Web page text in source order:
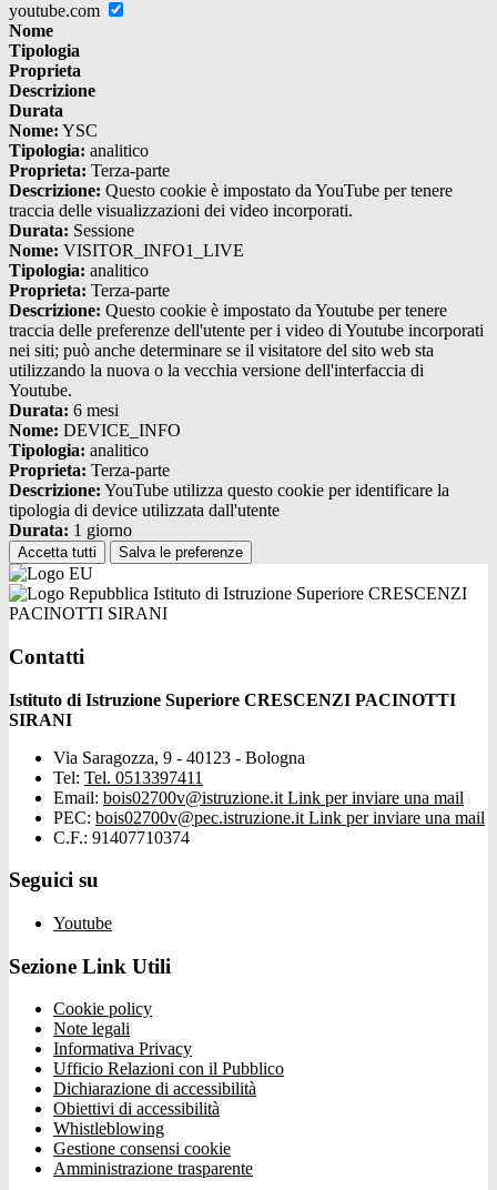
youtube.com
Nome
Tipologia
Proprieta
Descrizione
Durata
Nome: YSC
Tipologia: analitico
Proprieta: Terza-parte
Descrizione: Questo cookie è impostato da YouTube per tenere
traccia delle visualizzazioni dei video incorporati.
Durata: Sessione
Nome: VISITOR_INFO1_LIVE
Tipologia: analitico
Proprieta: Terza-parte
Descrizione: Questo cookie è impostato da Youtube per tenere
traccia delle preferenze dell'utente per i video di Youtube incorporati
nei siti; può anche determinare se il visitatore del sito web sta
utilizzando la nuova o la vecchia versione dell'interfaccia di
Youtube.
Durata: 6 mesi
Nome: DEVICE_INFO
Tipologia: analitico
Proprieta: Terza-parte
Descrizione: YouTube utilizza questo cookie per identificare la
tipologia di device utilizzata dall'utente
Durata: 1 giorno
Accetta tutti Salva le preferenze
Istituto di Istruzione Superiore CRESCENZI
PACINOTTI SIRANI
Contatti
Istituto di Istruzione Superiore CRESCENZI PACINOTTI
SIRANI
Via Saragozza, 9 - 40123 - Bologna
Tel: Tel. 0513397411
Email: bois02700v@istruzione.it Link per inviare una mail
PEC: bois02700v@pec.istruzione.it Link per inviare una mail
C.F.: 91407710374
Seguici su
Youtube
Sezione Link Utili
Cookie policy
Note legali
Informativa Privacy
Ufficio Relazioni con il Pubblico
Dichiarazione di accessibilità
Obiettivi di accessibilità
Whistleblowing
Gestione consensi cookie
Amministrazione trasparente